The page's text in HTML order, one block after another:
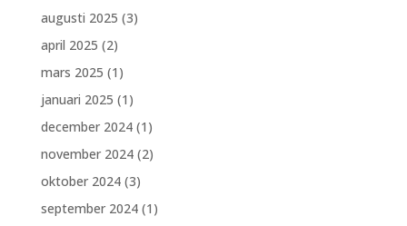
augusti 2025 (3)
april 2025 (2)
mars 2025 (1)
januari 2025 (1)
december 2024(1)
november 2024(2)
oktober 2024(3)
september 2024(1)